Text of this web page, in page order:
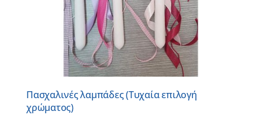
Πασχαλινές λαμπάδες (Τυχαία επιλογή
χρώματος)